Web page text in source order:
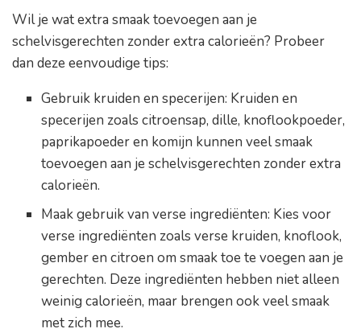
Wil je wat extra smaak toevoegen aan je
schelvisgerechten zonder extra calorieën? Probeer
dan deze eenvoudige tips:
Gebruik kruiden en specerijen: Kruiden en
specerijen zoals citroensap, dille, knoflookpoeder,
paprikapoeder en komijn kunnen veel smaak
toevoegen aan je schelvisgerechten zonder extra
calorieën.
Maak gebruik van verse ingrediënten: Kies voor
verse ingrediënten zoals verse kruiden, knoflook,
gember en citroen om smaak toe te voegen aan je
gerechten. Deze ingrediënten hebben niet alleen
weinig calorieën, maar brengen ook veel smaak
met zich mee.